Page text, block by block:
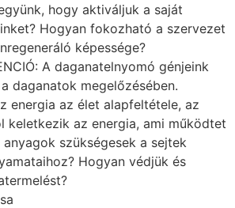
hogy aktiváljuk a saját
Hogyan fokozható a szervezet
képessége?
A daganatelnyomó génjeink
daganatok megelőzésében.
energia az élet alapfeltétele, az
keletkezik az energia, ami működtet
szükségesek a sejtek
Hogyan védjük és